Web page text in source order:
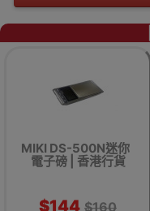
MIKI DS-500N迷你
電子磅 | 香港行貨
$144 $160